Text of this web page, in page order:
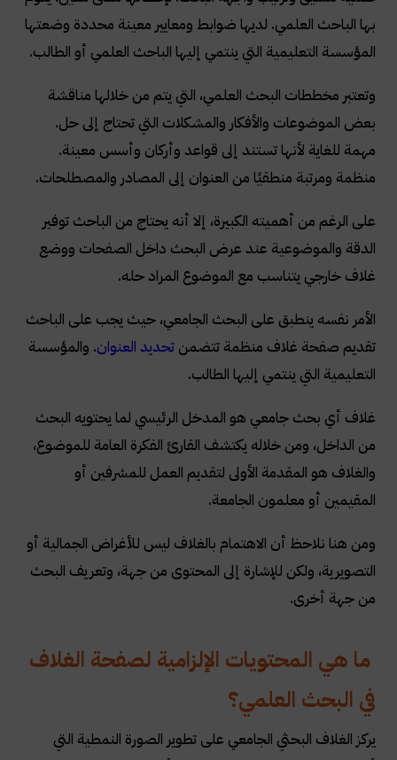
بها الباحث العلمي. لديها ضوابط ومعايير معينة محددة وضعتها
المؤسسة التعليمية التي ينتمي إليها الباحث العلمي أو الطالب.
وتعتبر مخططات البحث العلمي، التي يتم من خلالها مناقشة
بعض الموضوعات والأفكار والمشكلات التي تحتاج إلى حل.
مهمة للغاية لأنها تستند إلى قواعد وأركان وأسس معينة.
منظمة ومرتبة منطقيًا من العنوان إلى المصادر والمصطلحات.
على الرغم من أهميته الكبيرة، إلا أنه يحتاج من الباحث توفير
الدقة والموضوعية عند عرض البحث داخل الصفحات ووضع
غلاف خارجي يتناسب مع الموضوع المراد حله.
الأمر نفسه ينطبق على البحث الجامعي، حيث يجب على الباحث
تقديم صفحة غلاف منظمة تتضمن تحديد العنوان. والمؤسسة
التعليمية التي ينتمي إليها الطالب.
غلاف أي بحث جامعي هو المدخل الرئيسي لما يحتويه البحث
من الداخل، ومن خلاله يكتشف القارئ الفكرة العامة للموضوع،
والغلاف هو المقدمة الأولى لتقديم العمل للمشرفين أو
المقيمين أو معلمون الجامعة.
ومن هنا نلاحظ أن الاهتمام بالغلاف ليس للأغراض الجمالية أو
التصويرية، ولكن للإشارة إلى المحتوى من جهة، وتعريف البحث
من جهة أخرى.
ما هي المحتويات الإلزامية لصفحة الغلاف
في البحث العلمي؟
يركز الغلاف البحثي الجامعي على تطوير الصورة النمطية التي